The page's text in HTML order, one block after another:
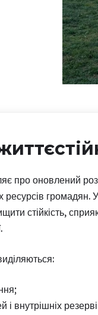
про оновлений
ресурсів
стійкість,
і внутрішніх